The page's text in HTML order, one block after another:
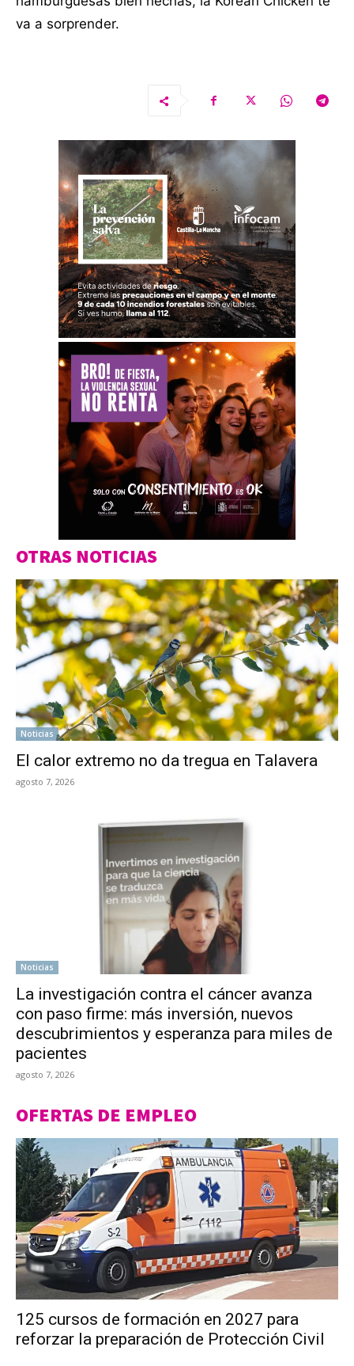
va a sorprender.
OTRAS NOTICIAS
Noticias
El calor extremo no da tregua en Talavera
agosto 7, 2026
Noticias
La investigación contra el cáncer avanza
con paso firme: más inversión, nuevos
descubrimientos y esperanza para miles de
pacientes
agosto 7, 2026
OFERTAS DE EMPLEO
125 cursos de formación en 2027 para
reforzar la preparación de Protección Civil